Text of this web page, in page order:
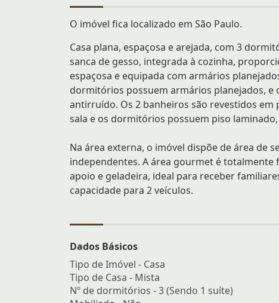
O imóvel fica localizado em São Paulo.
Casa plana, espaçosa e arejada, com 3
sanca de gesso, integrada à cozinha,
espaçosa e equipada com armários
dormitórios possuem armários planejados, e
antirruído. Os 2 banheiros são revestidos
sala e os dormitórios possuem piso
Na área externa, o imóvel dispõe de área de
independentes. A área gourmet é
apoio e geladeira, ideal para receber
capacidade para 2 veículos.
Dados Básicos
Tipo de Imóvel - Casa
Tipo de Casa - Mista
Nº de dormitórios - 3 (Sendo 1 suíte)